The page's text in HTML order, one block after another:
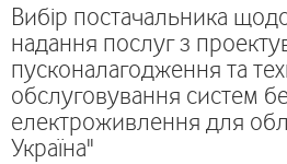
Вибір постачальника
надання послуг з
пусконалагодження та
обслуговування систем
електроживлення для
Україна"